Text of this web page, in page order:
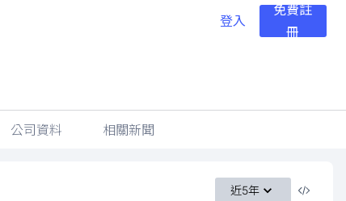
登入
免費註
冊
公司資料 相關新聞
近5年